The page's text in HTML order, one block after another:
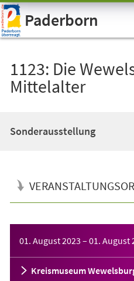
Visuelle
Assistenzsoftware
öffnen.Paderborn
1123: Die
Mittelalter
Sonderausstellung
01. August 2023 – 01. August
Kreismuseum